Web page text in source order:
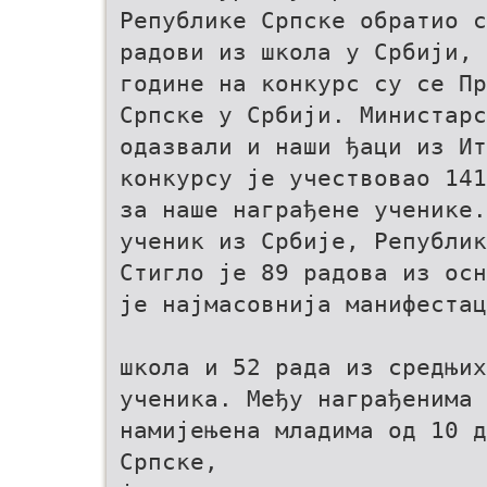
Републике Српске обратио
радови из школа у
године на конкурс су се
Српске у Србији.
одазвали и наши ђаци из
конкурсу је учествовао
за наше награђене
ученик из Србије,
Стигло је 89 радова из
је најмасовнија
школа и 52 рада из
ученика. Међу
намијењена младима од 10
Српске,